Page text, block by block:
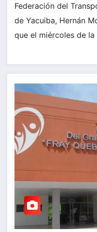
Federación del
de Yacuiba, Hernán
que el miércoles de